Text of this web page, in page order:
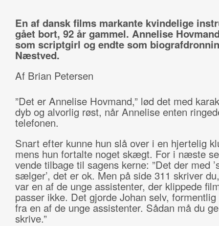
En af dansk films markante kvindelige
gået bort, 92 år gammel. Annelise
som scriptgirl og endte som
Næstved.
Af Brian Petersen
”Det er Annelise Hovmand,” lød det med
dyb og alvorlig røst, når Annelise enten
telefonen.
Snart efter kunne hun slå over i en hjertelig
mens hun fortalte noget skægt. For i næste
vende tilbage til sagens kerne: ”Det der med
sælger’, det er ok. Men på side 311 skriver
var en af de unge assistenter, der klippede
passer ikke. Det gjorde Johan selv,
fra en af de unge assistenter. Sådan må du
skrive.”